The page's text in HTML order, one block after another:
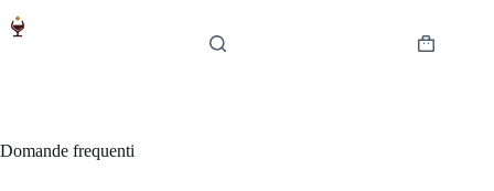
Carrello
Domande frequenti